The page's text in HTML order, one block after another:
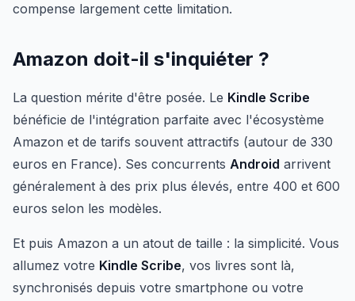
compense largement cette limitation.
Amazon doit-il s'inquiéter ?
La question mérite d'être posée. Le Kindle Scribe
bénéficie de l'intégration parfaite avec l'écosystème
Amazon et de tarifs souvent attractifs (autour de 330
euros en France). Ses concurrents Android arrivent
généralement à des prix plus élevés, entre 400 et 600
euros selon les modèles.
Et puis Amazon a un atout de taille : la simplicité. Vous
allumez votre Kindle Scribe, vos livres sont là,
synchronisés depuis votre smartphone ou votre